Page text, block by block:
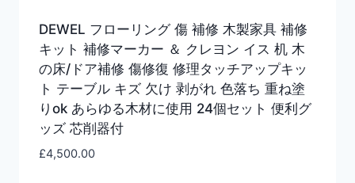
DEWEL フローリング 傷 補修 木製家具 補修
キット 補修マーカー ＆ クレヨン イス 机 木
の床/ドア補修 傷修復 修理タッチアップキッ
ト テーブル キズ 欠け 剥がれ 色落ち 重ね塗
りok あらゆる木材に使用 24個セット 便利グ
ッズ 芯削器付
£4,500.00